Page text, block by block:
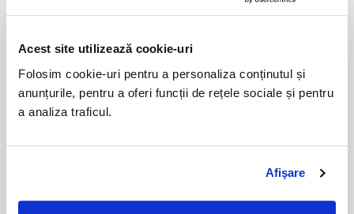
Acest site utilizează cookie-uri
Folosim cookie-uri pentru a personaliza conținutul și
anunțurile, pentru a oferi funcții de rețele sociale și pentru
a analiza traficul.
Afişare
Serie Model Toshiba Satellite
Descriere
Tastatura laptop Toshiba C855D-SP5372KM